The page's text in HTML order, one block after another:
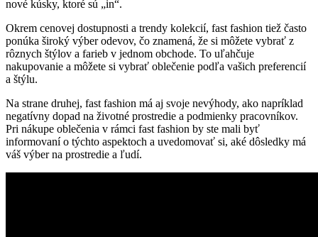
nové kúsky, ktoré sú „in“.
Okrem cenovej dostupnosti a trendy kolekcií, fast fashion tiež často
ponúka široký výber odevov, čo znamená, že si môžete vybrať z
rôznych štýlov a farieb v jednom obchode. To uľahčuje
nakupovanie a môžete si vybrať oblečenie podľa vašich preferencií
a štýlu.
Na strane druhej, fast fashion má aj svoje nevýhody, ako napríklad
negatívny dopad na životné prostredie a podmienky pracovníkov.
Pri nákupe oblečenia v rámci fast fashion by ste mali byť
informovaní o týchto aspektoch a uvedomovať si, aké dôsledky má
váš výber na prostredie a ľudí.